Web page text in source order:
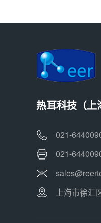
热耳科技（上
021-
021-
上海市徐汇